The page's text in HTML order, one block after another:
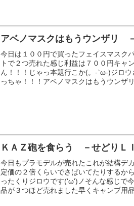
アベノマスクはもうウンザリ
今日は１００円で買ったフェイスマスク
トで２つ売れた感じ利益は７００円キャ
ん！！！じゃっ本題行こか(。-`ω-)ジロ
っちゃ！！！アベノマスクはもうウンザ
ＫＡＺ砲を食らう －せどりＬ
今日もプラモデルが売れたこれが結構デ
定価の２倍くらいでさばいてたりするか
ったくりジロウです('ω')ノそんな感じで
品が３つほど売れました早くキャンプ用